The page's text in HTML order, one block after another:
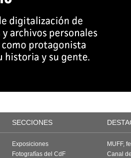
SECCIONES
Exposiciones
Fotografías del CdF
MUFF,
Canal